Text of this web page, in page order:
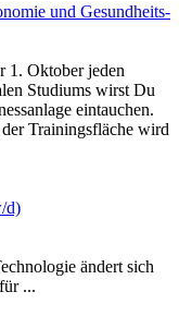
und Gesundheits­
1. Oktober jeden
Studiums wirst Du
eintauchen.
Trainingsfläche wird
d)
ändert sich
...